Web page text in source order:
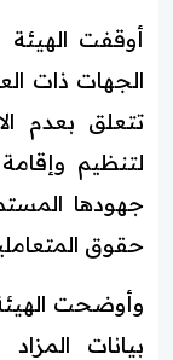
أوقفت الهيئة
الجهات ذات
تتعلق بعدم
لتنظيم
جهودها
حقوق
وأوضحت
بيانات